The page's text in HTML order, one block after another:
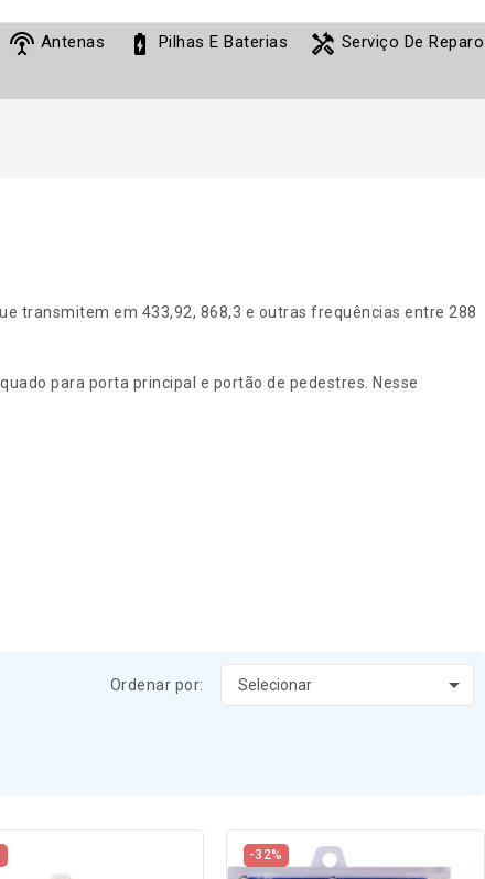
settings_input_antenna Antenas battery_charging_full Pilhas E Baterias handyman Serviço De Reparo
transmitem em 433,92, 868,3 e outras frequências entre 288
para porta principal e portão de pedestres. Nesse
Ordenar por: Selecionar 
-32%